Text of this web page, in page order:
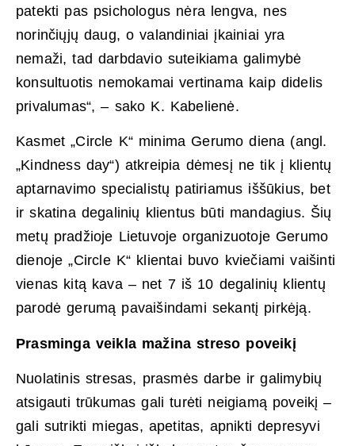
patekti pas psichologus nėra lengva, nes
norinčiųjų daug, o valandiniai įkainiai yra
nemaži, tad darbdavio suteikiama galimybė
konsultuotis nemokamai vertinama kaip didelis
privalumas“, – sako K. Kabelienė.
Kasmet „Circle K“ minima Gerumo diena (angl.
„Kindness day“) atkreipia dėmesį ne tik į klientų
aptarnavimo specialistų patiriamus iššūkius, bet
ir skatina degalinių klientus būti mandagius. Šių
metų pradžioje Lietuvoje organizuotoje Gerumo
dienoje „Circle K“ klientai buvo kviečiami vaišinti
vienas kitą kava – net 7 iš 10 degalinių klientų
parodė gerumą pavaišindami sekantį pirkėją.
Prasminga veikla mažina streso poveikį
Nuolatinis stresas, prasmės darbe ir galimybių
atsigauti trūkumas gali turėti neigiamą poveikį –
gali sutrikti miegas, apetitas, apnikti depresyvi